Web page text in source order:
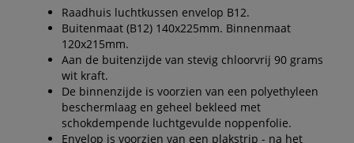
Raadhuis luchtkussen envelop B12.
Buitenmaat (B12) 140x225mm. Binnenmaat
120x215mm.
Aan de buitenzijde van stevig chloorvrij 90 grams
wit kraft.
De binnenzijde is voorzien van een polyethyleen
beschermlaag en geheel bekleed met
schokdempende luchtgevulde noppenfolie.
Envelop is voorzien van een plakstrip - na het